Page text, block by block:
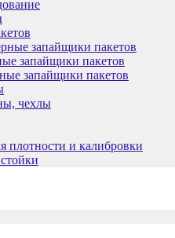
запайщики пакетов
запайщики пакетов
запайщики пакетов
чехлы
плотности и калибровки